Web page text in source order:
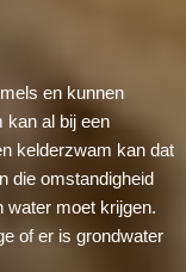
en kunnen
kan al bij een
kelderzwam kan dat
die omstandigheid
water moet krijgen.
of er is grondwater